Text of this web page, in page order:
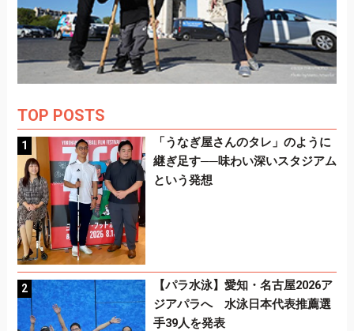
TOP POSTS
「うなぎ屋さんのタレ」のように
継ぎ足す──味わい深いスタジアム
という発想
【パラ水泳】愛知・名古屋2026ア
ジアパラへ 水泳日本代表推薦選
手39人を発表